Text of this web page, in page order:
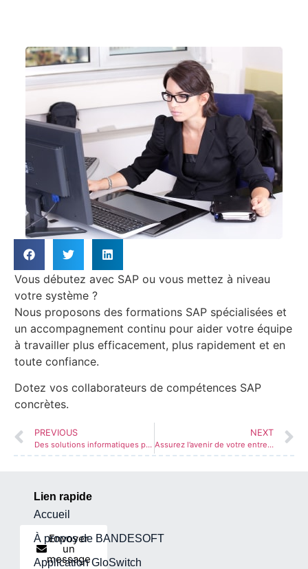
Vous débutez avec SAP ou vous mettez à niveau
votre système ?
Nous proposons des formations SAP spécialisées et
un accompagnement continu pour aider votre équipe
à travailler plus efficacement, plus rapidement et en
toute confiance.
Dotez vos collaborateurs de compétences SAP
concrètes.
PREVIOUS
Des solutions informatiques personnalisées pour chaque défi commercial
NEXT
Assurez l’avenir de votre entreprise grâce à des conseils d’experts
Envoyer
un
message
Lien rapide
Accueil
À propos de BANDESOFT
Application GloSwitch